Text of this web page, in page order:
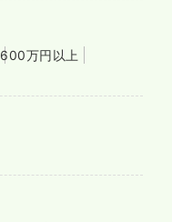
600万円以上